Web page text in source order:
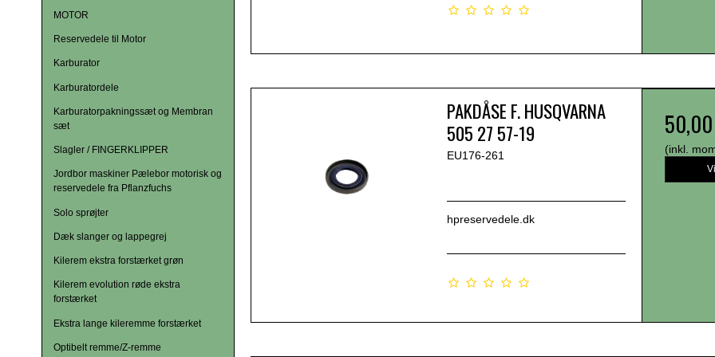
MOTOR
Reservedele til Motor
Karburator
Karburatordele
Karburatorpakningssæt og Membran
sæt
Slagler / FINGERKLIPPER
Jordbor maskiner Pælebor motorisk og
reservedele fra Pflanzfuchs
Solo sprøjter
Dæk slanger og lappegrej
Kilerem ekstra forstærket grøn
Kilerem evolution røde ekstra
forstærket
Ekstra lange kileremme forstærket
Optibelt remme/Z-remme
PAKDÅSE F. HUSQVARNA
505 27 57-19
EU176-261
hpreservedele.dk
(inkl.